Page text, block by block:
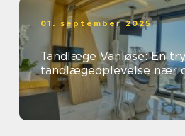
01. september 2025
Tandlæge Vanløse: En
tandlægeoplevelse nær